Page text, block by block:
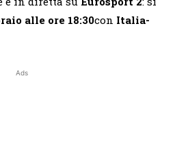
alle ore 18:30con Italia-
Ads